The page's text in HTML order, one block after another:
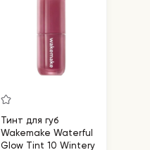
Тинт для губ
Wakemake Waterful
Glow Tint 10 Wintery